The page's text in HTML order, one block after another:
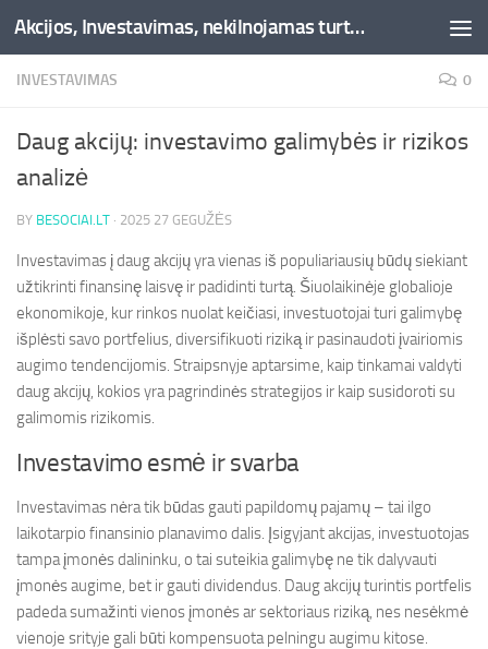
Skip to content Akcijos, Investavimas, nekilnojamas turtas, kriptovaliutos - Besociai.lt
INVESTAVIMAS 0
Daug akcijų: investavimo galimybės ir rizikos
analizė
BY BESOCIAI.LT · 2025 27 GEGUŽĖS
Investavimas į daug akcijų yra vienas iš populiariausių būdų siekiant
užtikrinti finansinę laisvę ir padidinti turtą. Šiuolaikinėje globalioje
ekonomikoje, kur rinkos nuolat keičiasi, investuotojai turi galimybę
išplėsti savo portfelius, diversifikuoti riziką ir pasinaudoti įvairiomis
augimo tendencijomis. Straipsnyje aptarsime, kaip tinkamai valdyti
daug akcijų, kokios yra pagrindinės strategijos ir kaip susidoroti su
galimomis rizikomis.
Investavimo esmė ir svarba
Investavimas nėra tik būdas gauti papildomų pajamų – tai ilgo
laikotarpio finansinio planavimo dalis. Įsigyjant akcijas, investuotojas
tampa įmonės dalininku, o tai suteikia galimybę ne tik dalyvauti
įmonės augime, bet ir gauti dividendus. Daug akcijų turintis portfelis
padeda sumažinti vienos įmonės ar sektoriaus riziką, nes nesėkmė
vienoje srityje gali būti kompensuota pelningu augimu kitose.